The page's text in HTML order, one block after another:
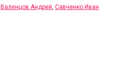
Валенцов Андрей, Савченко Иван